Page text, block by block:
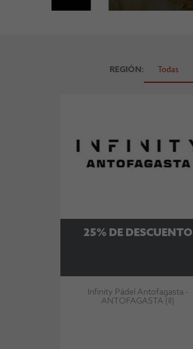
REGIÓN:
25% DE DESCUENTO
Infinity Pádel Antofagasta -
ANTOFAGASTA (II)